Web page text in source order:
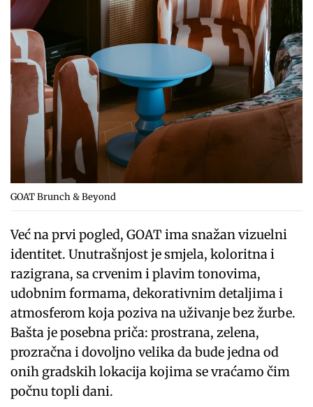
GOAT Brunch & Beyond
Već na prvi pogled, GOAT ima snažan vizuelni
identitet. Unutrašnjost je smjela, koloritna i
razigrana, sa crvenim i plavim tonovima,
udobnim formama, dekorativnim detaljima i
atmosferom koja poziva na uživanje bez žurbe.
Bašta je posebna priča: prostrana, zelena,
prozračna i dovoljno velika da bude jedna od
onih gradskih lokacija kojima se vraćamo čim
počnu topli dani.